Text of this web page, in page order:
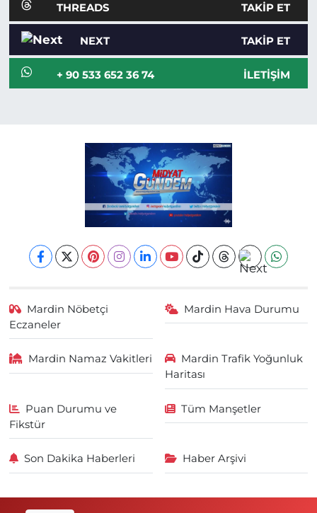
THREADS TAKIP ET
NEXT TAKIP ET
+ 90 533 652 36 74 İLETIŞIM
Mardin Nöbetçi
Eczaneler
Mardin Hava Durumu
Mardin Namaz Vakitleri
Mardin Trafik Yoğunluk
Haritası
Puan Durumu ve
Fikstür
Tüm Manşetler
Son Dakika Haberleri Haber Arşivi